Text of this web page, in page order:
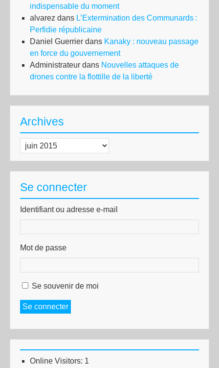
indispensable du moment
alvarez dans L’Extermination des Communards :
Perfidie républicaine
Daniel Guerrier dans Kanaky : nouveau passage
en force du gouvernement
Administrateur dans Nouvelles attaques de
drones contre la flottille de la liberté
Archives
Archives
Se connecter
Identifiant ou adresse e-mail
Mot de passe
Se souvenir de moi
Se connecter
Online Visitors: 1